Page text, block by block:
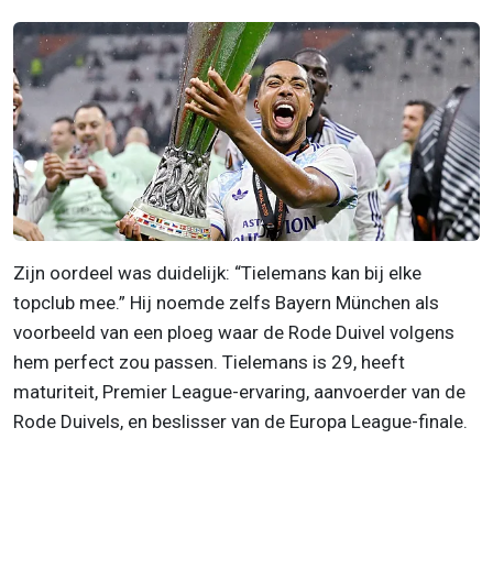
Zijn oordeel was duidelijk: “Tielemans kan bij elke
topclub mee.” Hij noemde zelfs Bayern München als
voorbeeld van een ploeg waar de Rode Duivel volgens
hem perfect zou passen. Tielemans is 29, heeft
maturiteit, Premier League-ervaring, aanvoerder van de
Rode Duivels, en beslisser van de Europa League-finale.